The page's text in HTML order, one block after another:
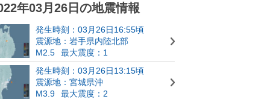
年03月26日の地震情報
発生時刻：03月26日16:55頃
震源地：岩手県内陸北部
M2.5
最大震度：1
発生時刻：03月26日13:15頃
震源地：宮城県沖
M3.9
最大震度：2